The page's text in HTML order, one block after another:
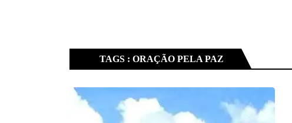
TAGS : ORAÇÃO PELA PAZ